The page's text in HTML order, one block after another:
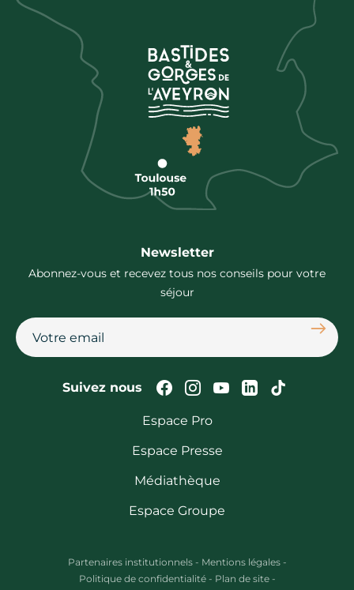
Newsletter
Abonnez-vous et recevez tous nos conseils pour votre
séjour
Suivez nous Suivez-nous sur
Suivez-nous sur
Suivez-nous
Suivez-Suivez-
Espace Pro
Espace Presse
Médiathèque
Espace Groupe
Partenaires institutionnels - Mentions légales -
Politique de confidentialité - Plan de site -